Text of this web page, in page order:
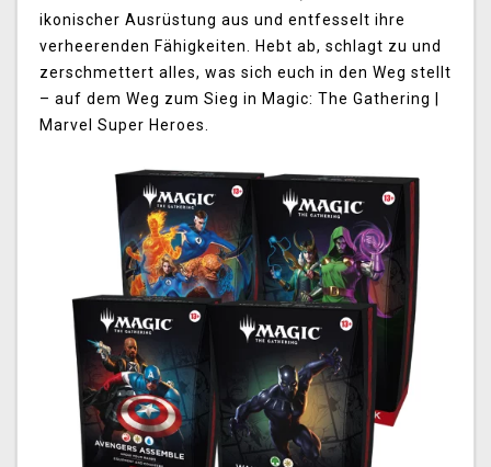
ikonischer Ausrüstung aus und entfesselt ihre
verheerenden Fähigkeiten. Hebt ab, schlagt zu und
zerschmettert alles, was sich euch in den Weg stellt
– auf dem Weg zum Sieg in Magic: The Gathering |
Marvel Super Heroes.